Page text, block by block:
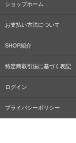
ショップホーム
お支払い方法について
SHOP紹介
特定商取引法に基づく表記
ログイン
プライバシーポリシー